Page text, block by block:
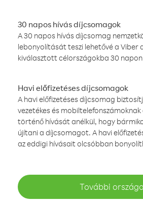
30 napos hívás díjcsomagok
A 30 napos hívás díjcsomag
lebonyolítását teszi lehetővé a Viber
kiválasztott célországokba 30
Havi előfizetéses díjcsomagok
A havi előfizetéses díjcsomag
vezetékes és
történő hívását anélkül, hogy
újítani a díjcsomagot. A havi
az eddigi hívásait olcsóbban
További